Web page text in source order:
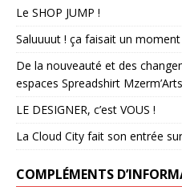
Le SHOP JUMP !
Saluuuut ! ça faisait un
De la nouveauté et des
espaces Spreadshirt
LE DESIGNER, c’est VOUS !
La Cloud City fait son entrée
COMPLÉMENTS